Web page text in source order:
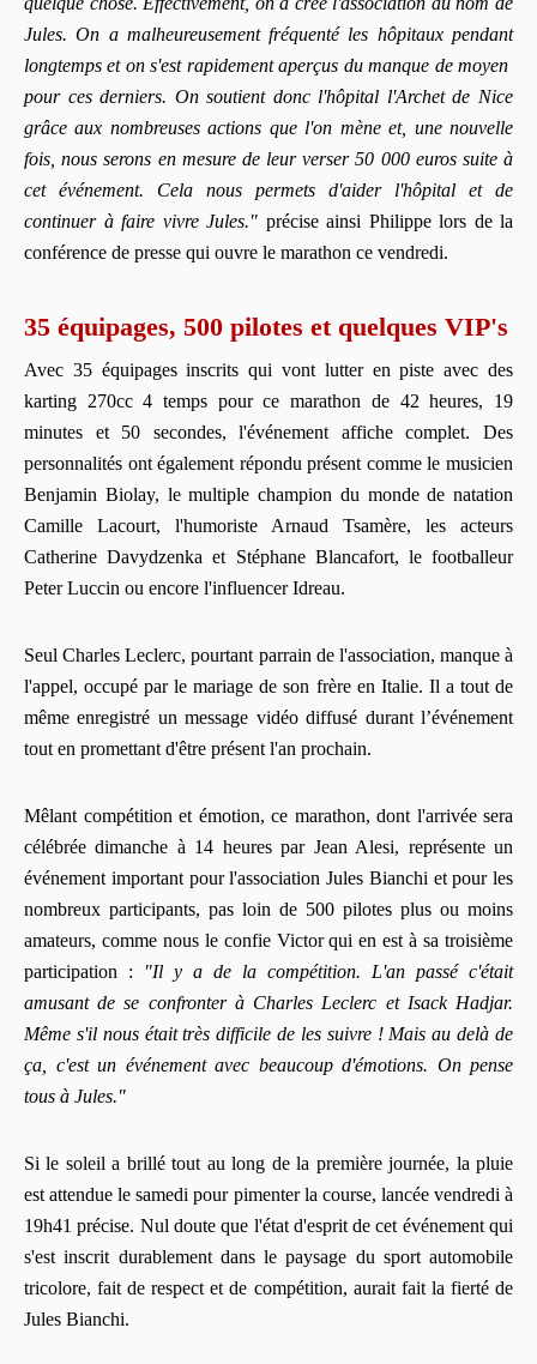
Jules. On a malheureusement fréquenté les hôpitaux pendant
longtemps et on s'est rapidement aperçus du manque de moyen
pour ces derniers. On soutient donc l'hôpital l'Archet de Nice
grâce aux nombreuses actions que l'on mène et, une nouvelle
fois, nous serons en mesure de leur verser 50 000 euros suite à
cet événement. Cela nous permets d'aider l'hôpital et de
continuer à faire vivre Jules." précise ainsi Philippe lors de la
conférence de presse qui ouvre le marathon ce vendredi.
35 équipages, 500 pilotes et quelques VIP's
Avec 35 équipages inscrits qui vont lutter en piste avec des
karting 270cc 4 temps pour ce marathon de 42 heures, 19
minutes et 50 secondes, l'événement affiche complet. Des
personnalités ont également répondu présent comme le musicien
Benjamin Biolay, le multiple champion du monde de natation
Camille Lacourt, l'humoriste Arnaud Tsamère, les acteurs
Catherine Davydzenka et Stéphane Blancafort, le footballeur
Peter Luccin ou encore l'influencer Idreau.
Seul Charles Leclerc, pourtant parrain de l'association, manque à
l'appel, occupé par le mariage de son frère en Italie. Il a tout de
même enregistré un message vidéo diffusé durant l’événement
tout en promettant d'être présent l'an prochain.
Mêlant compétition et émotion, ce marathon, dont l'arrivée sera
célébrée dimanche à 14 heures par Jean Alesi, représente un
événement important pour l'association Jules Bianchi et pour les
nombreux participants, pas loin de 500 pilotes plus ou moins
amateurs, comme nous le confie Victor qui en est à sa troisième
participation :
"Il y a de la compétition. L'an passé c'était
amusant de se confronter à Charles Leclerc et Isack Hadjar.
Même s'il nous était très difficile de les suivre ! Mais au delà de
ça, c'est un événement avec beaucoup d'émotions. On pense
tous à Jules."
Si le soleil a brillé tout au long de la première journée, la pluie
est attendue le samedi pour pimenter la course, lancée vendredi à
19h41 précise. Nul doute que l'état d'esprit de cet événement qui
s'est inscrit durablement dans le paysage du sport automobile
tricolore, fait de respect et de compétition, aurait fait la fierté de
Jules Bianchi.